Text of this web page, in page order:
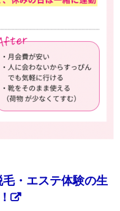
・エステ体験の生